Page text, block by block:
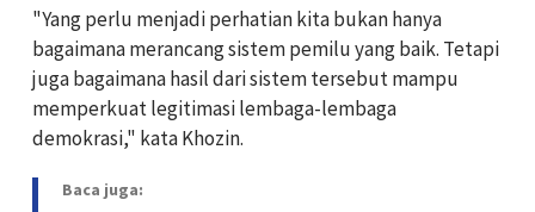
"Yang perlu menjadi perhatian kita bukan hanya
bagaimana merancang sistem pemilu yang baik. Tetapi
juga bagaimana hasil dari sistem tersebut mampu
memperkuat legitimasi lembaga-lembaga
demokrasi," kata Khozin.
Baca juga: